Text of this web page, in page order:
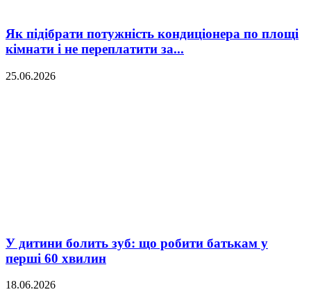
Як підібрати потужність кондиціонера по площі
кімнати і не переплатити за...
25.06.2026
У дитини болить зуб: що робити батькам у
перші 60 хвилин
18.06.2026